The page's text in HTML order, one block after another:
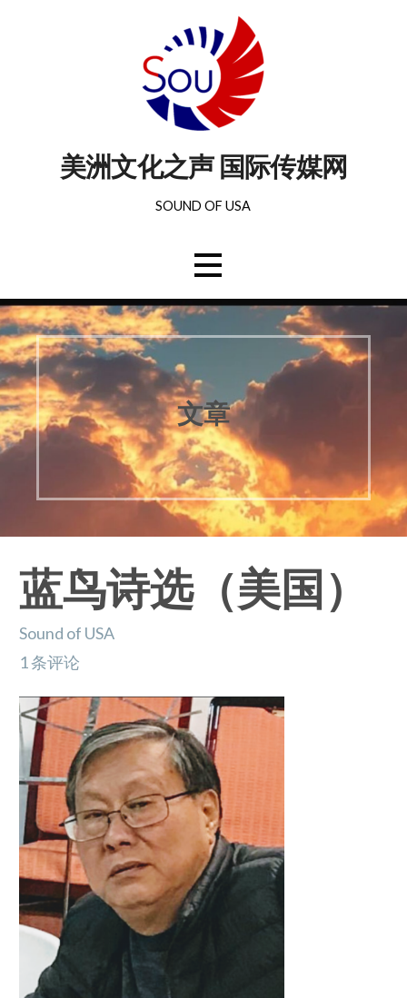
美洲文化之声 国际传媒网
SOUND OF USA
文章
蓝鸟诗选（美国）
Sound of USA
1 条评论